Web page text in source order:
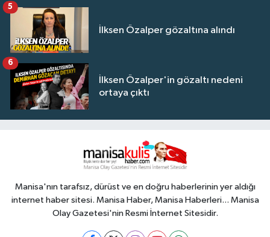
İlksen Özalper gözaltına alındı
5
İlksen Özalper'in gözaltı nedeni
ortaya çıktı
6
Manisa'nın tarafsız, dürüst ve en doğru haberlerinin yer aldığı
internet haber sitesi. Manisa Haber, Manisa Haberleri... Manisa
Olay Gazetesi'nin Resmi İnternet Sitesidir.